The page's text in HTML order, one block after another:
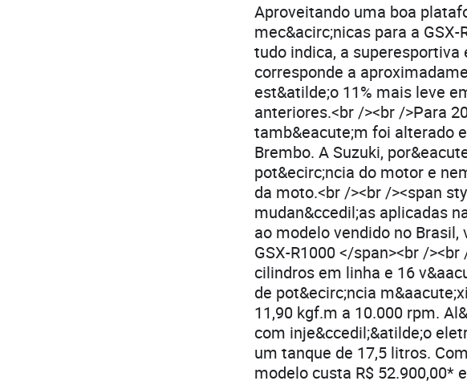
Aproveitando uma boa
mec&acirc;nicas para a
tudo indica, a superesportiva
corresponde a
est&atilde;o 11% mais leve
anteriores.<br /><br />Para
tamb&eacute;m foi alterado
Brembo. A Suzuki,
pot&ecirc;ncia do motor e
da moto.<br /><br /><span
mudan&ccedil;as aplicadas
ao modelo vendido no
GSX-R1000 </span><br /
cilindros em linha e 16
de pot&ecirc;ncia
11,90 kgf.m a 10.000 rpm.
com inje&ccedil;&atilde;o
um tanque de 17,5 litros.
modelo custa R$ 52.900,00*